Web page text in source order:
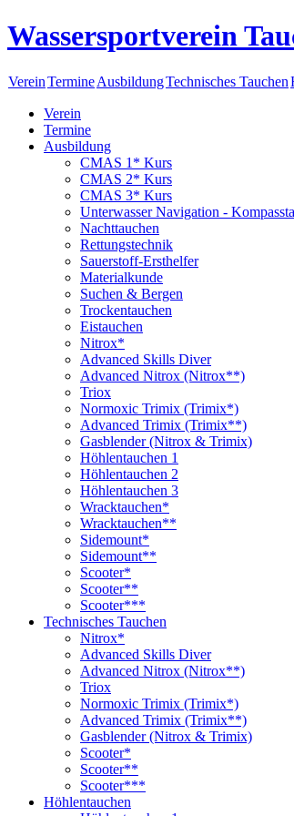
Wassersportverein
VereinTermineAusbildungTechnisches Tauchen
Verein
Termine
Ausbildung
CMAS 1* Kurs
CMAS 2* Kurs
CMAS 3* Kurs
Unterwasser Navigation -
Nachttauchen
Rettungstechnik
Sauerstoff-Ersthelfer
Materialkunde
Suchen & Bergen
Trockentauchen
Eistauchen
Nitrox*
Advanced Skills Diver
Advanced Nitrox (Nitrox**)
Triox
Normoxic Trimix (Trimix*)
Advanced Trimix (Trimix**)
Gasblender (Nitrox & Trimix)
Höhlentauchen 1
Höhlentauchen 2
Höhlentauchen 3
Wracktauchen*
Wracktauchen**
Sidemount*
Sidemount**
Scooter*
Scooter**
Scooter***
Technisches Tauchen
Nitrox*
Advanced Skills Diver
Advanced Nitrox (Nitrox**)
Triox
Normoxic Trimix (Trimix*)
Advanced Trimix (Trimix**)
Gasblender (Nitrox & Trimix)
Scooter*
Scooter**
Scooter***
Höhlentauchen